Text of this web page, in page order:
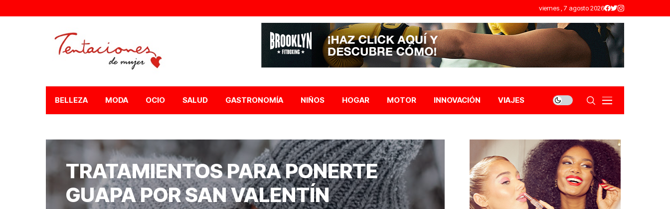
viernes , 7 agosto 2026
BELLEZA MODA OCIO SALUD GASTRONOMÍA NIÑOS HOGAR MOTOR INNOVACIÓN VIAJES
TRATAMIENTOS PARA PONERTE
GUAPA POR SAN VALENTÍN